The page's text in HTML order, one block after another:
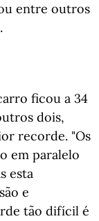
entre outros
ficou a 34
dois,
recorde. "Os
em paralelo
esta
e
tão difícil é